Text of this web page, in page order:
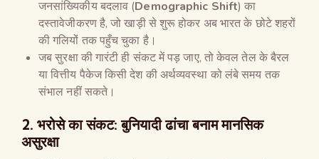
जनसांख्यिकीय बदलाव (Demographic Shift) का
दस्तावेजीकरण है, जो खाड़ी से शुरू होकर अब भारत के छोटे शहरों
की गलियों तक पहुँच चुका है।
जब सुरक्षा की गारंटी ही संकट में पड़ जाए, तो केवल तेल के बैरल
या वित्तीय पैकेज किसी देश की अर्थव्यवस्था को लंबे समय तक
संभाल नहीं सकते।
2. भरोसे का संकट: बुनियादी ढांचा बनाम मानसिक
असुरक्षा